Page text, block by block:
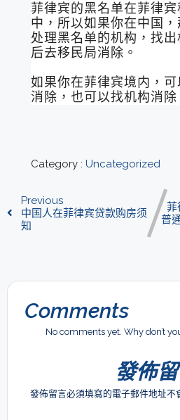
菲律宾的黑名单在菲律
中，所以如果你在中国，
处理黑名单的机构，找
后去移民局消除。
如果你在菲律宾境内，
消除，也可以找机构消除
Category : Uncategorized
Previous
中国人在菲律宾贷款购房须
知
菲
普
Comments
No comments yet. Why don’t
發佈
發佈留言必須填寫的電子郵件地址不